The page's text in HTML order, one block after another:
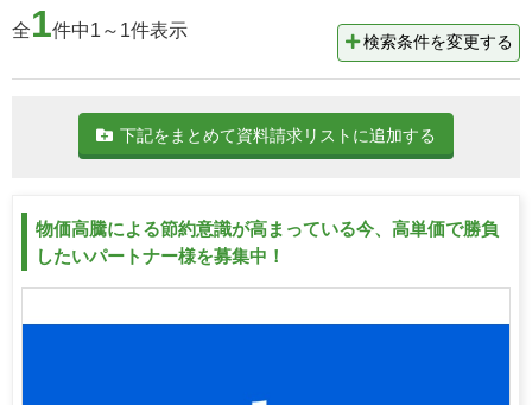
全1件中1～1件表示
検索条件を変更する
下記をまとめて資料請求リストに追加する
物価高騰による節約意識が高まっている今、高単価で勝負
したいパートナー様を募集中！